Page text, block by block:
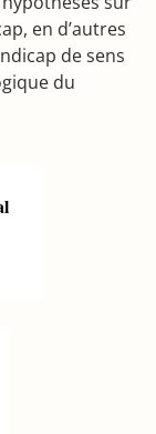
en d’autres
de sens
du